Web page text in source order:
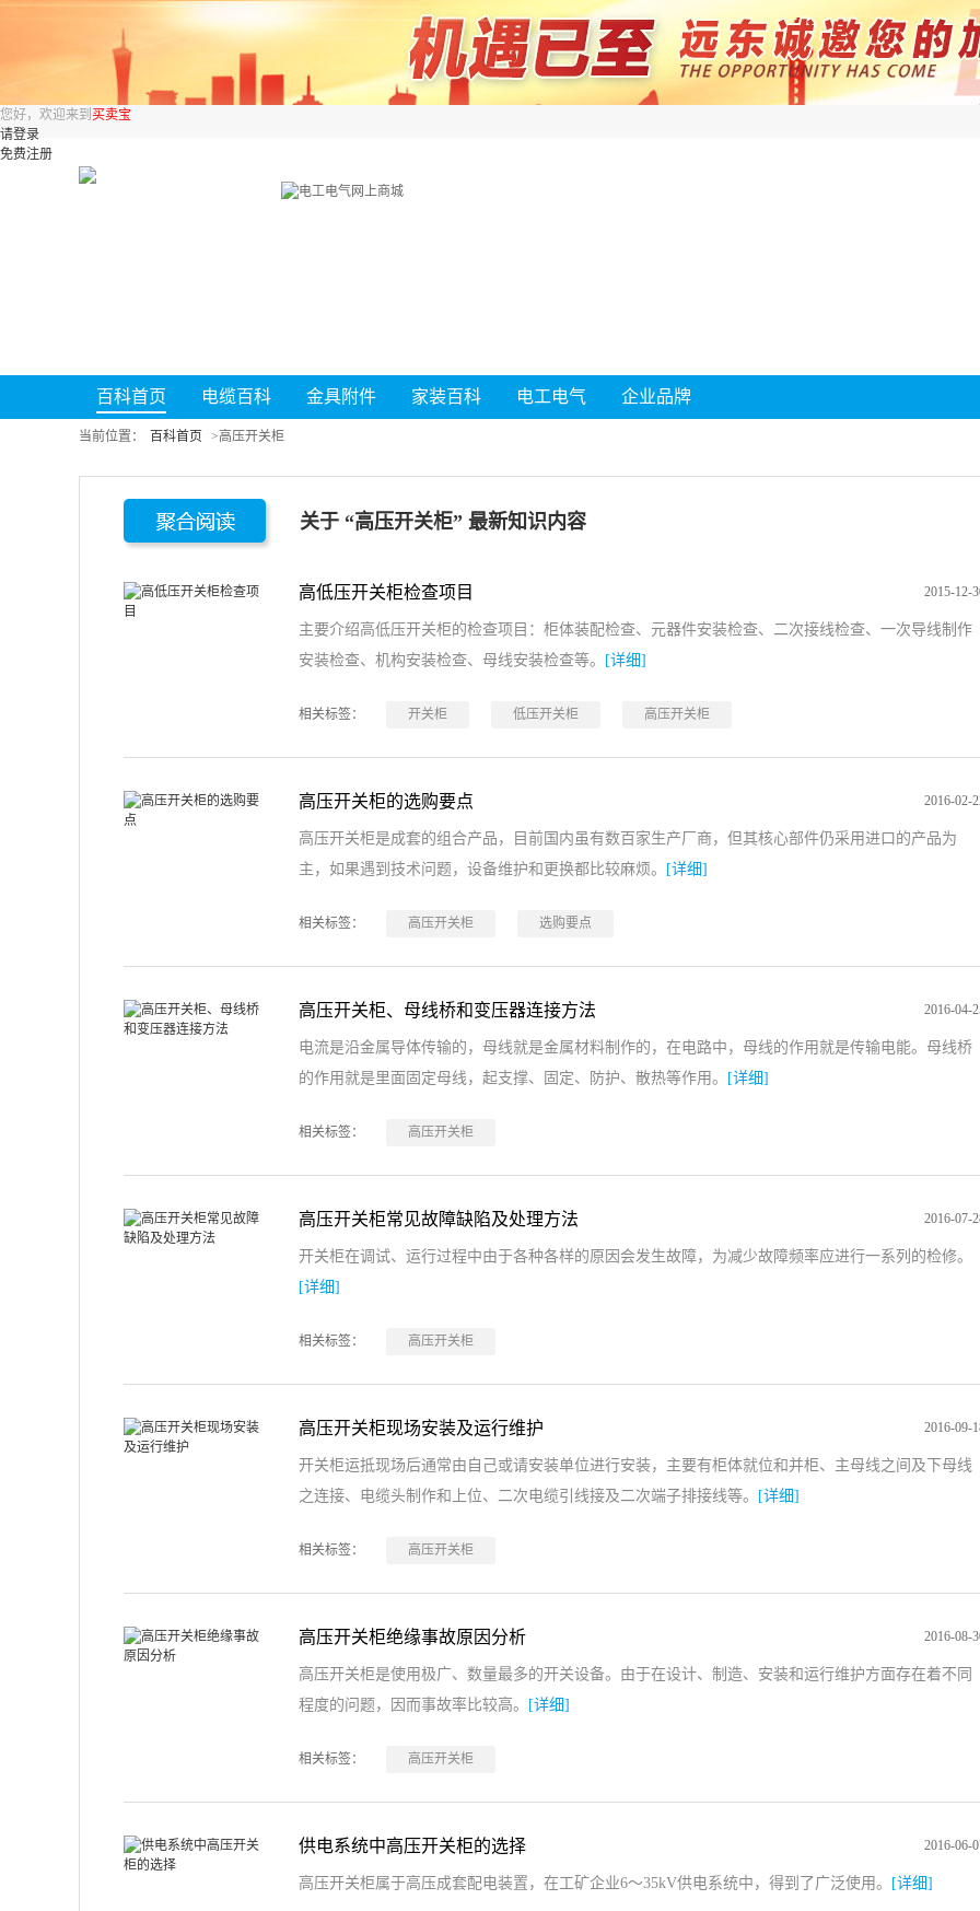
您好，欢迎来到 买卖宝
请登录
免费注册
百科首页 电缆百科 金具附件 家装百科 电工电气 企业品牌
当前位置： 百科首页 >高压开关柜
关于 “高压开关柜” 最新知识内容
高低压开关柜检查项目 2015-12-
主要介绍高低压开关柜的检查项目：柜体装配检查、元器件安装检查、二次接线检查、一次导线制作
安装检查、机构安装检查、母线安装检查等。
[详细]
相关标签： 开关柜 低压开关柜 高压开关柜
高压开关柜的选购要点 2016-02-
高压开关柜是成套的组合产品，目前国内虽有数百家生产厂商，但其核心部件仍采用进口的产品为
主，如果遇到技术问题，设备维护和更换都比较麻烦。
[详细]
相关标签： 高压开关柜 选购要点
高压开关柜、母线桥和变压器连接方法 2016-04-
电流是沿金属导体传输的，母线就是金属材料制作的，在电路中，母线的作用就是传输电能。母线桥
的作用就是里面固定母线，起支撑、固定、防护、散热等作用。
[详细]
相关标签： 高压开关柜
高压开关柜常见故障缺陷及处理方法 2016-07-
开关柜在调试、运行过程中由于各种各样的原因会发生故障，为减少故障频率应进行一系列的检修。
[详细]
相关标签： 高压开关柜
高压开关柜现场安装及运行维护 2016-09-
开关柜运抵现场后通常由自己或请安装单位进行安装，主要有柜体就位和并柜、主母线之间及下母线
之连接、电缆头制作和上位、二次电缆引线接及二次端子排接线等。
[详细]
相关标签： 高压开关柜
高压开关柜绝缘事故原因分析 2016-08-
高压开关柜是使用极广、数量最多的开关设备。由于在设计、制造、安装和运行维护方面存在着不同
程度的问题，因而事故率比较高。
[详细]
相关标签： 高压开关柜
供电系统中高压开关柜的选择 2016-06-
高压开关柜属于高压成套配电装置，在工矿企业6～35kV供电系统中，得到了广泛使用。 [详细]